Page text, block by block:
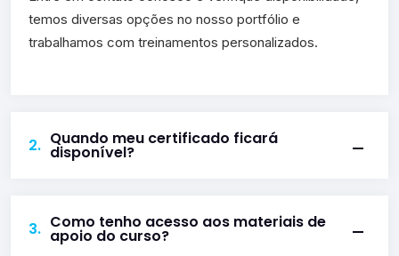
temos diversas opções no nosso portfólio e
trabalhamos com treinamentos personalizados.
2. Quando meu certificado ficará
disponível?
3. Como tenho acesso aos materiais de
apoio do curso?